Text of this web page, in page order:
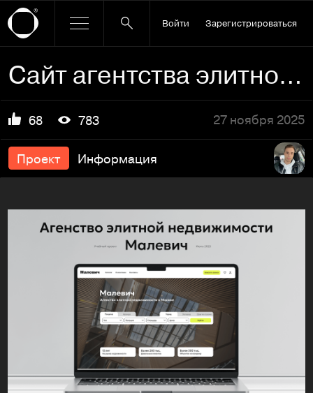
Войти Зарегистрироваться
Сайт агентства элитной недвижимости
68 783 27 ноября 2025
Проект Информация